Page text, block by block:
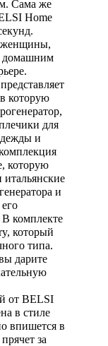
Сама же
Home
женщины,
домашним
которую
для
и
которую
и
комплекте
который
типа.
дарите
от BELSI
в стиле
впишется в
за